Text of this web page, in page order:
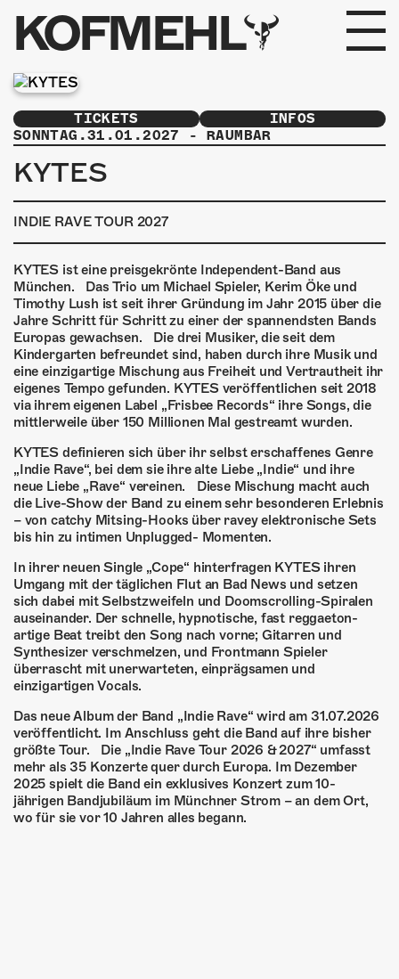
KOFMEHL
PROGRAMM
FABRIKGEFLÜSTER
GALERIE
FOTOGALERIE
PHOTOMAT
INFOS
KONTAKT
ÜBER UNS
SHOP
MITMACHEN
TICKETS
INFOS
SONNTAG.31.01.2027
- RAUMBAR
KYTES
INDIE RAVE TOUR 2027
KYTES ist eine preisgekrönte Independent-Band aus
München. Das Trio um Michael Spieler, Kerim Öke und
Timothy Lush ist seit ihrer Gründung im Jahr 2015 über die
Jahre Schritt für Schritt zu einer der spannendsten Bands
Europas gewachsen. Die drei Musiker, die seit dem
Kindergarten befreundet sind, haben durch ihre Musik und
eine einzigartige Mischung aus Freiheit und Vertrautheit ihr
eigenes Tempo gefunden. KYTES veröffentlichen seit 2018
via ihrem eigenen Label „Frisbee Records“ ihre Songs, die
mittlerweile über 150 Millionen Mal gestreamt wurden.
KYTES definieren sich über ihr selbst erschaffenes Genre
„Indie Rave“, bei dem sie ihre alte Liebe „Indie“ und ihre
neue Liebe „Rave“ vereinen. Diese Mischung macht auch
die Live-Show der Band zu einem sehr besonderen Erlebnis
– von catchy Mitsing-Hooks über ravey elektronische Sets
bis hin zu intimen Unplugged- Momenten.
In ihrer neuen Single „Cope“ hinterfragen KYTES ihren
Umgang mit der täglichen Flut an Bad News und setzen
sich dabei mit Selbstzweifeln und Doomscrolling-Spiralen
auseinander. Der schnelle, hypnotische, fast reggaeton-
artige Beat treibt den Song nach vorne; Gitarren und
Synthesizer verschmelzen, und Frontmann Spieler
überrascht mit unerwarteten, einprägsamen und
einzigartigen Vocals.
Das neue Album der Band „Indie Rave“ wird am 31.07.2026
veröffentlicht. Im Anschluss geht die Band auf ihre bisher
größte Tour. Die „Indie Rave Tour 2026 & 2027“ umfasst
mehr als 35 Konzerte quer durch Europa. Im Dezember
2025 spielt die Band ein exklusives Konzert zum 10-
jährigen Bandjubiläum im Münchner Strom – an dem Ort,
wo für sie vor 10 Jahren alles begann.